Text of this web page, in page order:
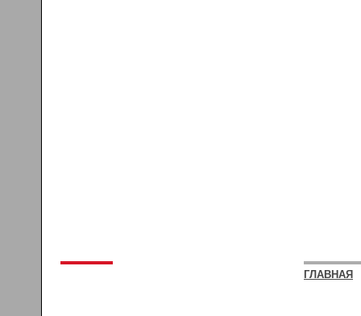
ГЛАВНАЯ